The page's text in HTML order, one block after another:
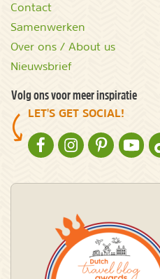
Contact
Samenwerken
Over ons / About us
Nieuwsbrief
Volg ons voor meer inspiratie
LET'S GET SOCIAL!
NATURESCANNER OP
NATURESCANNER